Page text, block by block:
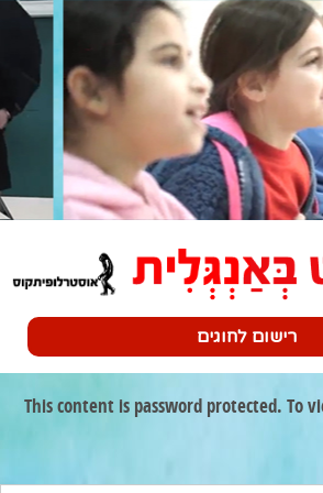
רישום לחוגים
This content is password protected. To